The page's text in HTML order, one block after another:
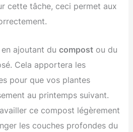
cette tâche, ceci permet aux
en ajoutant ducompost ou du
Cela apportera les
pour que vos plantes
au printemps suivant.
ce compost légèrement
les couches profondes du